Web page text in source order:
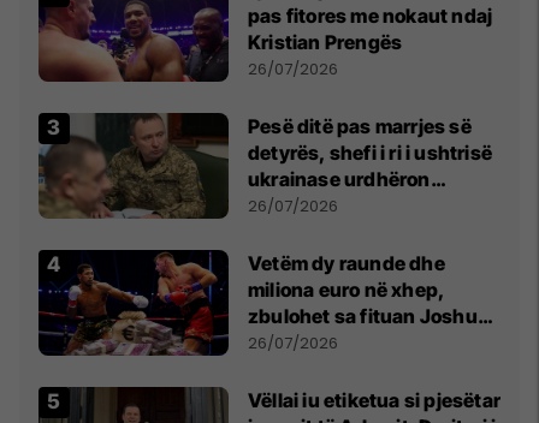
pas fitores me nokaut ndaj
Kristian Prengës
26/07/2026
Pesë ditë pas marrjes së
detyrës, shefi i ri i ushtrisë
ukrainase urdhëron
kontroll të madh
26/07/2026
Vetëm dy raunde dhe
miliona euro në xhep,
zbulohet sa fituan Joshua
e Prenga
26/07/2026
Vëllai iu etiketua si pjesëtar